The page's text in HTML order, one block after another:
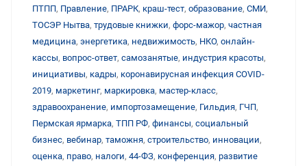
ПТПП, Правление, ПРАРК, краш-тест, образование, СМИ,
ТОСЭР Нытва, трудовые книжки, форс-мажор, частная
медицина, энергетика, недвижимость, НКО, онлайн-
кассы, вопрос-ответ, самозанятые, индустрия красоты,
инициативы, кадры, коронавирусная инфекция COVID-
2019, маркетинг, маркировка, мастер-класс,
здравоохранение, импортозамещение, Гильдия, ГЧП,
Пермская ярмарка, ТПП РФ, финансы, социальный
бизнес, вебинар, таможня, строительство, инновации,
оценка, право, налоги, 44-ФЗ, конференция, развитие